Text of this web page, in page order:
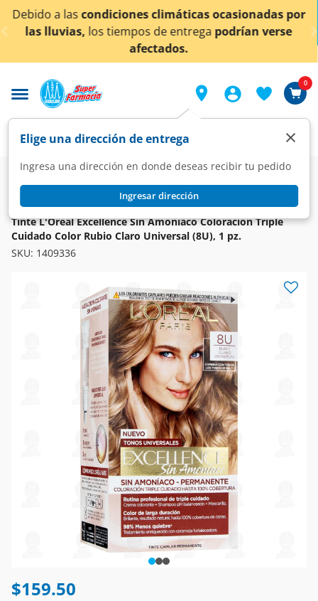
< div class="carousel-inner">
ocasionadas por
podrían verse
¡Ahora también en
conocer
Elige una dirección de entrega
Ingresa una dirección en donde deseas recibir tu pedido
Ingresar dirección
×
0
Super Higiene y Belleza
Cuidado del Cabello
Tintes
L'ORÉAL
Tinte L'Oréal Excellence Sin Amoníaco Coloración Triple
Cuidado Color Rubio Claro Universal (8U), 1 pz.
SKU: 1409336
$159.50